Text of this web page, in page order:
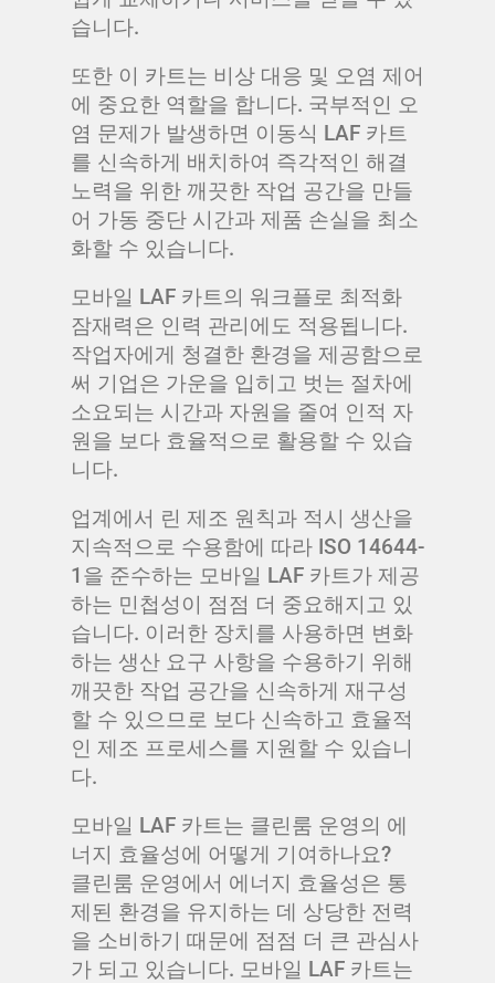
습니다.
또한 이 카트는 비상 대응 및 오염 제어
에 중요한 역할을 합니다. 국부적인 오
염 문제가 발생하면 이동식 LAF 카트
를 신속하게 배치하여 즉각적인 해결
노력을 위한 깨끗한 작업 공간을 만들
어 가동 중단 시간과 제품 손실을 최소
화할 수 있습니다.
모바일 LAF 카트의 워크플로 최적화
잠재력은 인력 관리에도 적용됩니다.
작업자에게 청결한 환경을 제공함으로
써 기업은 가운을 입히고 벗는 절차에
소요되는 시간과 자원을 줄여 인적 자
원을 보다 효율적으로 활용할 수 있습
니다.
업계에서 린 제조 원칙과 적시 생산을
지속적으로 수용함에 따라 ISO 14644-
1을 준수하는 모바일 LAF 카트가 제공
하는 민첩성이 점점 더 중요해지고 있
습니다. 이러한 장치를 사용하면 변화
하는 생산 요구 사항을 수용하기 위해
깨끗한 작업 공간을 신속하게 재구성
할 수 있으므로 보다 신속하고 효율적
인 제조 프로세스를 지원할 수 있습니
다.
모바일 LAF 카트는 클린룸 운영의 에
너지 효율성에 어떻게 기여하나요?
클린룸 운영에서 에너지 효율성은 통
제된 환경을 유지하는 데 상당한 전력
을 소비하기 때문에 점점 더 큰 관심사
가 되고 있습니다. 모바일 LAF 카트는